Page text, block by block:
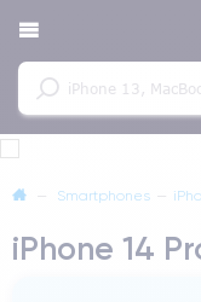
— Smartphones —
iPhone 14